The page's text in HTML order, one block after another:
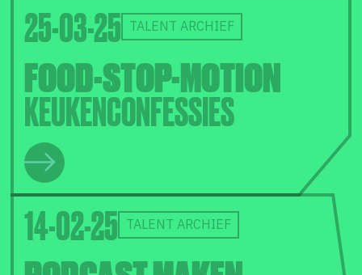
25-03-25 TALENT ARCHIEF
FOOD-STOP-MOTION
KEUKENCONFESSIES
14-02-25 TALENT ARCHIEF